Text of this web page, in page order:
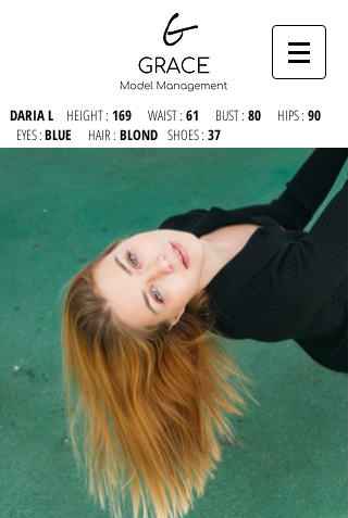
DARIA L HEIGHT : 169 WAIST : 61 BUST : 80 HIPS : 90
EYES :BLUE HAIR : BLOND SHOES : 37